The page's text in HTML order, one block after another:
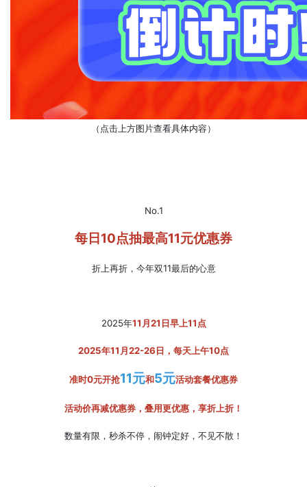
（点击上方图片查看具体内容）
No.1
每日10点抽最高11元优惠券
折上再折， 今年双11最后的心意
2025年11月21日早上11点
2025年11月22-26日，每天上午10点
准时0元开抢11元和5元活动套餐优惠券
活动价再减优惠券，叠用更优惠，享折上折！
数量有限，秒杀不停，闹钟定好，不见不散！